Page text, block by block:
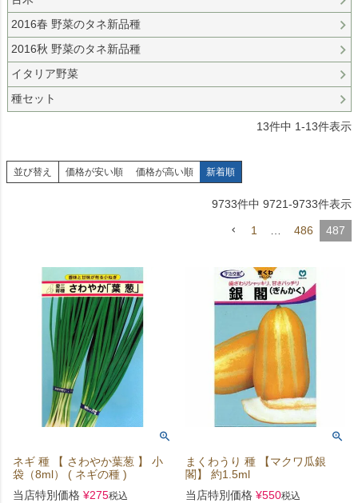
2016春 野菜のタネ新品種
2016秋 野菜のタネ新品種
イタリア野菜
種セット
13件中 1-13件表示
並び替え 価格が安い順 価格が高い順 新着順
9733件中 9721-9733件表示
1 486 487
ネギ 種 【 さわやか葉葱 】 小
袋（8ml） ( ネギの種 )
当店特別価格 ¥275税込
まくわうり 種 【マクワ瓜銀
閣】 約1.5ml
当店特別価格 ¥550税込